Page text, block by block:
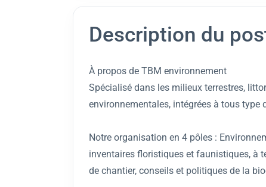
Description du
À propos de TBM environnement
Spécialisé dans les milieux terrestres,
environnementales, intégrées à tous
Notre organisation en 4 pôles :
inventaires floristiques et faunistiques, à
de chantier, conseils et politiques de la